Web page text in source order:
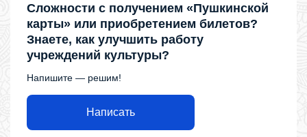
Сложности с получением «Пушкинской
карты» или приобретением билетов?
Знаете, как улучшить работу
учреждений культуры?
Напишите — решим!
Написать